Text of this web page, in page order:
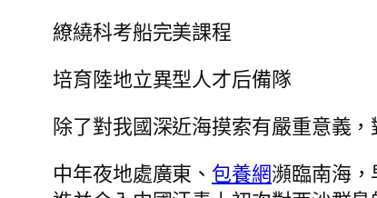
繚繞科考船完美課程
培育陸地立異型人才后備隊
除了對我國深近海摸索有嚴重意義
中年夜地處廣東、 包養網瀕臨南海